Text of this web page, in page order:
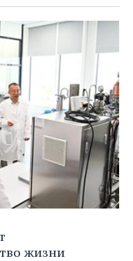
жизни